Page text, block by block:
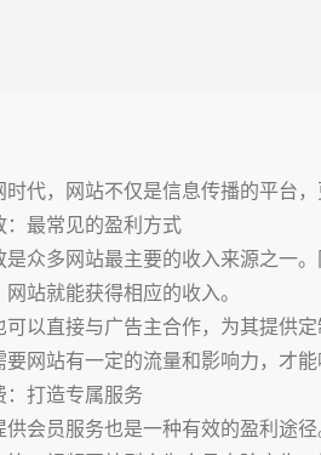
时代，网站不仅是信息传播的平台
：最常见的盈利方式
是众多网站最主要的收入来源之一
站就能获得相应的收入。
可以直接与广告主合作，为其提供
要网站有一定的流量和影响力，才能
：打造专属服务
供会员服务也是一种有效的盈利途